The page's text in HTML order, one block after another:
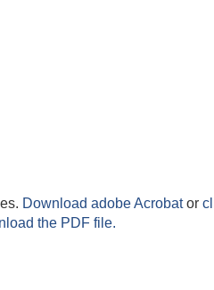
Download adobe Acrobator
the PDF file.